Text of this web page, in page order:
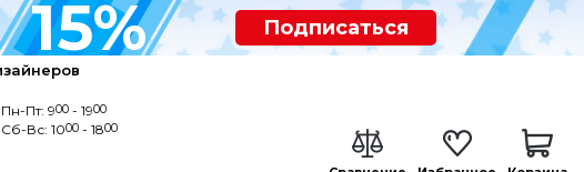
15% Подписаться
Пн-Пт: 900 - 1900
Сб-Вс: 1000 - 1800